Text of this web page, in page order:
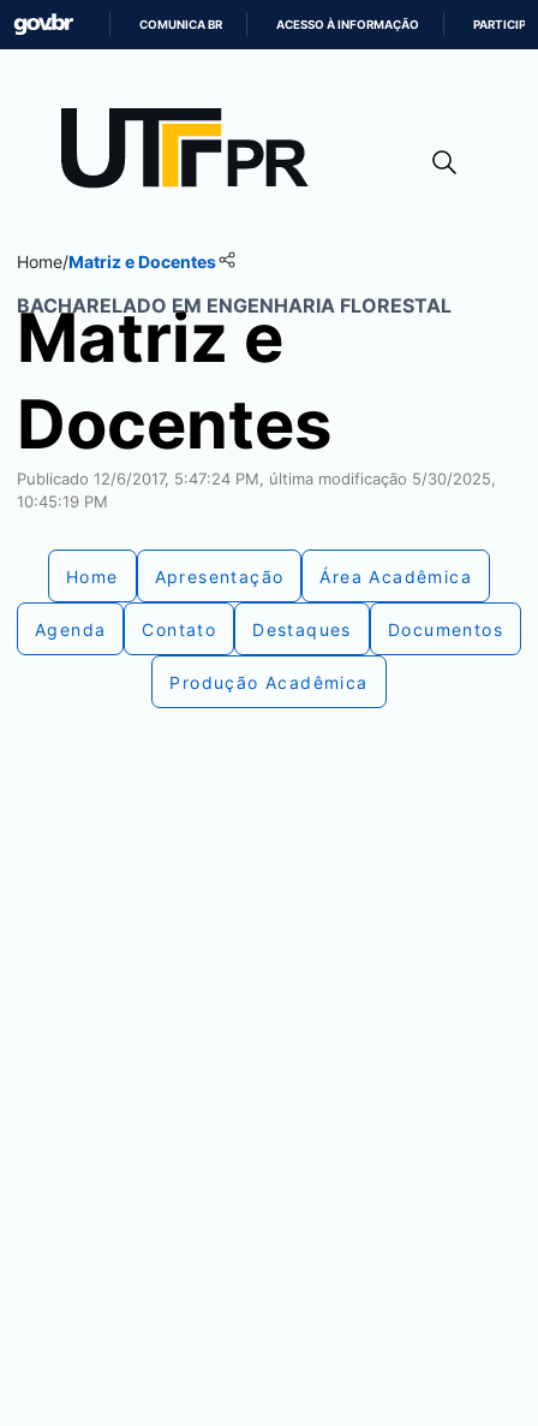
CONTEÚDO
COMUNICA BR ACESSO À INFORMAÇÃO PARTICIPE
Home/Matriz e Docentes
BACHARELADO EM ENGENHARIA FLORESTAL
Matriz e
Docentes
Publicado 12/6/2017, 5:47:24 PM, última modificação 5/30/2025,
10:45:19 PM
Home Apresentação Área Acadêmica
Agenda Contato Destaques Documentos
Produção Acadêmica